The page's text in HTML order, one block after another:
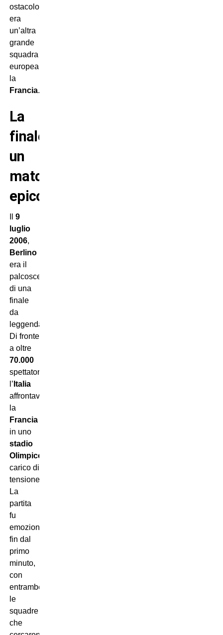
ostacolo
era
un’altra
grande
squadra
europea:
la
Francia.
La
finale:
un
match
epico
9
luglio
2006,
Berlino
era il
palcoscenico
di una
finale
da
leggenda.
Di fronte
a oltre
70.000
spettatori,
l’ Italia
affrontava
la
Francia
in uno
stadio
Olimpico
carico di
tensione.
La
partita
fu
emozionante
fin dal
primo
minuto,
con
entrambe
le
squadre
che